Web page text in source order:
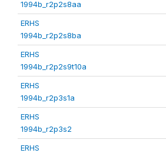
1994b_r2p2s8aa
ERHS
1994b_r2p2s8ba
ERHS
1994b_r2p2s9t10a
ERHS
1994b_r2p3s1a
ERHS
1994b_r2p3s2
ERHS